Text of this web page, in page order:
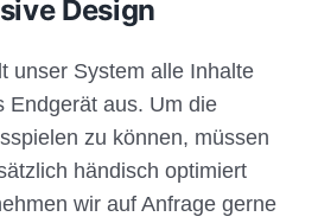
Design
unser System alle Inhalte
Endgerät aus. Um die
zu können, müssen
händisch optimiert
wir auf Anfrage gerne